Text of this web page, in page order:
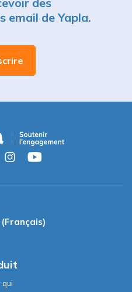
email de Yapla.
qui